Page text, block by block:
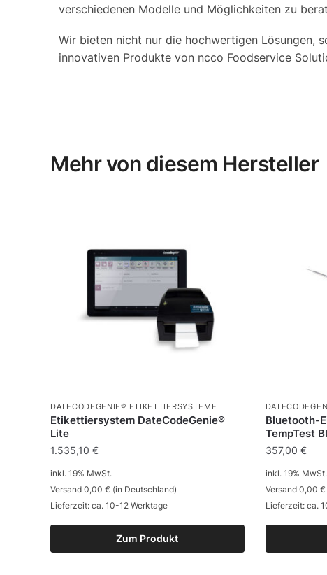
verschiedenen Modelle und Möglichkeiten zu
Wir bieten nicht nur die hochwertigen Lösungen,
innovativen Produkte von ncco Foodservice
Mehr von diesem Hersteller
DATECODEGENIE® ETIKETTIERSYSTEME
Etikettiersystem DateCodeGenie®
Lite
1.535,10€
Zum Produkt
inkl. 19% MwSt.
Versand 0,00 € (in Deutschland)
Lieferzeit: ca. 10-12 Werktage
Bluetooth-
TempTest
357,00 €
inkl. 19% MwSt.
Versand 0,00
Lieferzeit: ca.